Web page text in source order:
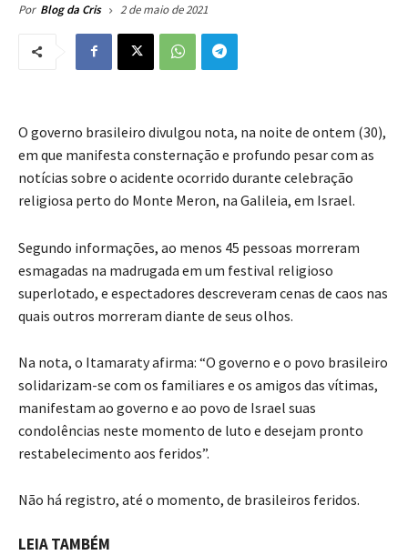
Por Blog da Cris 2 de maio de 2021
O governo brasileiro divulgou nota, na noite de ontem (30),
em que manifesta consternação e profundo pesar com as
notícias sobre o acidente ocorrido durante celebração
religiosa perto do Monte Meron, na Galileia, em Israel.
Segundo informações, ao menos 45 pessoas morreram
esmagadas na madrugada em um festival religioso
superlotado, e espectadores descreveram cenas de caos nas
quais outros morreram diante de seus olhos.
Na nota, o Itamaraty afirma: “O governo e o povo brasileiro
solidarizam-se com os familiares e os amigos das vítimas,
manifestam ao governo e ao povo de Israel suas
condolências neste momento de luto e desejam pronto
restabelecimento aos feridos”.
Não há registro, até o momento, de brasileiros feridos.
LEIA TAMBÉM